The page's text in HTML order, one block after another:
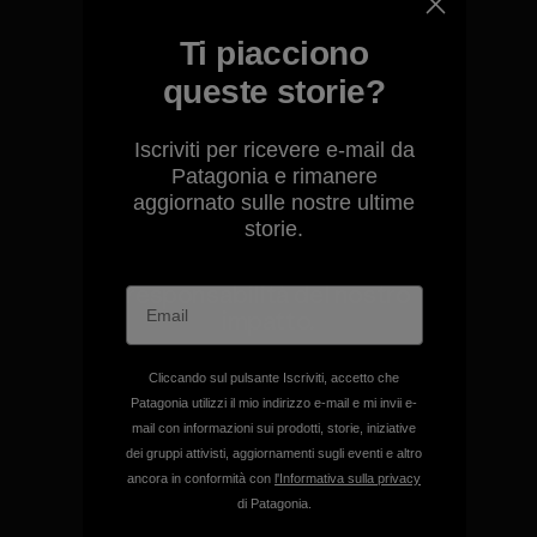
realizzato.
responsabilità del nostro
Scopri di più sulla nostra impronta
ecologica
Ti piacciono
queste storie?
Iscriviti per ricevere e-mail da
Patagonia e rimanere
aggiornato sulle nostre ultime
storie.
Cliccando sul pulsante Iscriviti, accetto che
Patagonia utilizzi il mio indirizzo e-mail e mi invii e-
mail con informazioni sui prodotti, storie, iniziative
dei gruppi attivisti, aggiornamenti sugli eventi e altro
ancora in conformità con l'Informativa sulla privacy
di Patagonia.